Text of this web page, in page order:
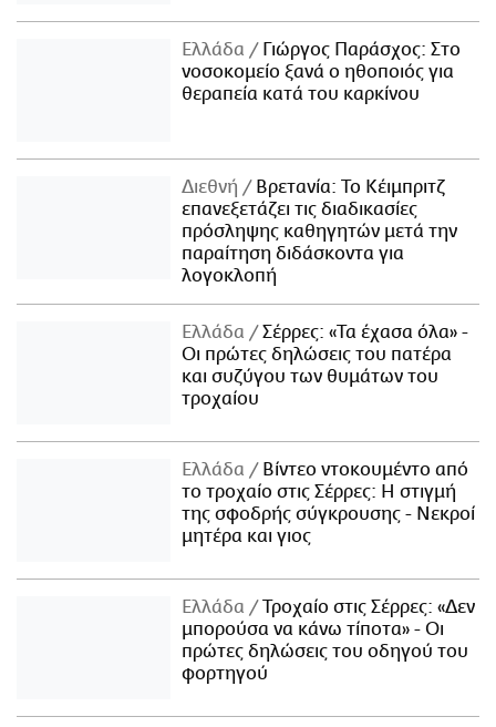
Ελλάδα
Γιώργος Παράσχος: Στο
νοσοκομείο ξανά ο ηθοποιός για
θεραπεία κατά του καρκίνου
Διεθνή
Βρετανία: Το Κέιμπριτζ
επανεξετάζει τις διαδικασίες
πρόσληψης καθηγητών μετά την
παραίτηση διδάσκοντα για
λογοκλοπή
Ελλάδα
Σέρρες: «Τα έχασα όλα» -
Οι πρώτες δηλώσεις του πατέρα
και συζύγου των θυμάτων του
τροχαίου
Ελλάδα
Βίντεο ντοκουμέντο από
το τροχαίο στις Σέρρες: Η στιγμή
της σφοδρής σύγκρουσης - Νεκροί
μητέρα και γιος
Ελλάδα
Τροχαίο στις Σέρρες: «Δεν
μπορούσα να κάνω τίποτα» - Οι
πρώτες δηλώσεις του οδηγού του
φορτηγού